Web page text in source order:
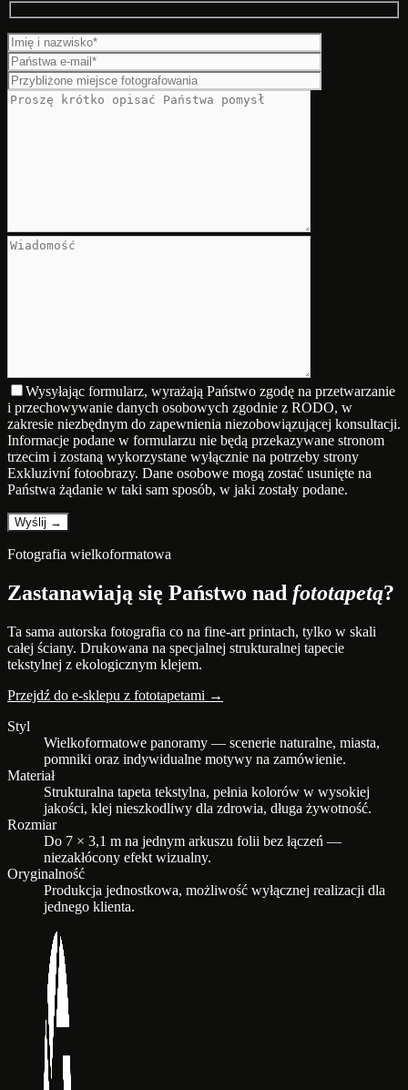
Wysyłając formularz, wyrażają Państwo zgodę na przetwarzanie
i przechowywanie danych osobowych zgodnie z RODO, w
zakresie niezbędnym do zapewnienia niezobowiązującej konsultacji.
Informacje podane w formularzu nie będą przekazywane stronom
trzecim i zostaną wykorzystane wyłącznie na potrzeby strony
Exkluzivní fotoobrazy. Dane osobowe mogą zostać usunięte na
Państwa żądanie w taki sam sposób, w jaki zostały podane.
Fotografia wielkoformatowa
Zastanawiają się Państwo nad fototapetą?
Ta sama autorska fotografia co na fine-art printach, tylko w skali
całej ściany. Drukowana na specjalnej strukturalnej tapecie
tekstylnej z ekologicznym klejem.
Przejdź do e-sklepu z fototapetami →
Styl
Wielkoformatowe panoramy — scenerie naturalne, miasta,
pomniki oraz indywidualne motywy na zamówienie.
Materiał
Strukturalna tapeta tekstylna, pełnia kolorów w wysokiej
jakości, klej nieszkodliwy dla zdrowia, długa żywotność.
Rozmiar
Do 7 × 3,1 m na jednym arkuszu folii bez łączeń —
niezakłócony efekt wizualny.
Oryginalność
Produkcja jednostkowa, możliwość wyłącznej realizacji dla
jednego klienta.